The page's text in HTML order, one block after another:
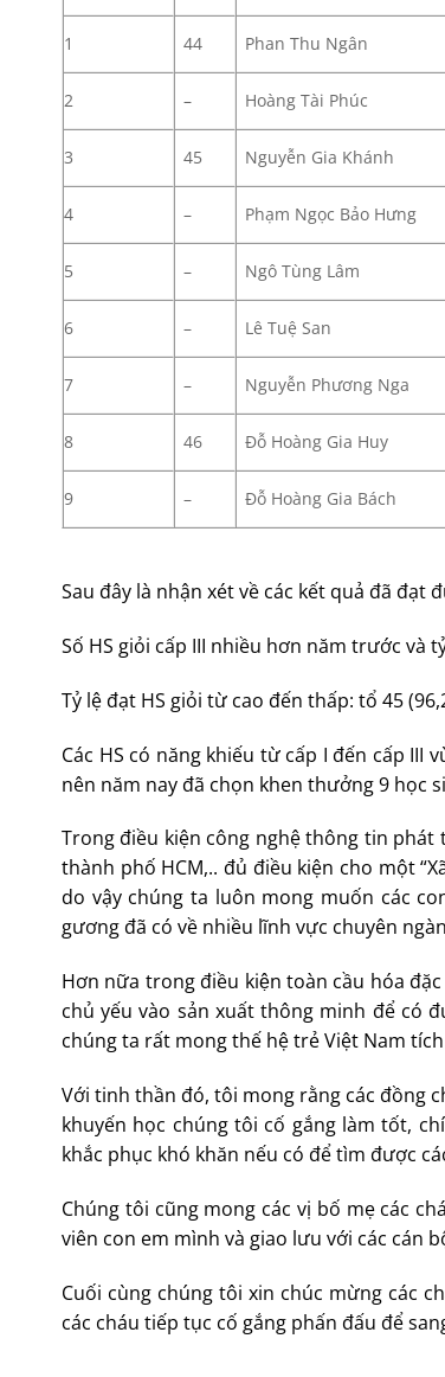
1 44 Phan Thu Ngân
2 – Hoàng Tài Phúc
3 45 Nguyễn Gia Khánh
4 – Phạm Ngọc Bảo Hưng
5 – Ngô Tùng Lâm
6 – Lê Tuệ San
7 – Nguyễn Phương Nga
8 46 Đỗ Hoàng Gia Huy
9 – Đỗ Hoàng Gia Bách
Sau đây là nhận xét về các kết quả đã đạt
Số HS giỏi cấp III nhiều hơn năm trước và
Tỷ lệ đạt HS giỏi từ cao đến thấp: tổ 45
Các HS có năng khiếu từ cấp I đến cấp
nên năm nay đã chọn khen thưởng 9 học
Trong điều kiện công nghệ thông tin
thành phố HCM,.. đủ điều kiện cho một
do vậy chúng ta luôn mong muốn các
gương đã có về nhiều lĩnh vực chuyên
Hơn nữa trong điều kiện toàn cầu hóa
chủ yếu vào sản xuất thông minh để có
chúng ta rất mong thế hệ trẻ Việt Nam
Với tinh thần đó, tôi mong rằng các đồng
khuyến học chúng tôi cố gắng làm tốt,
khắc phục khó khăn nếu có để tìm được
Chúng tôi cũng mong các vị bố mẹ các
viên con em mình và giao lưu với các cán
Cuối cùng chúng tôi xin chúc mừng các
các cháu tiếp tục cố gắng phấn đấu để